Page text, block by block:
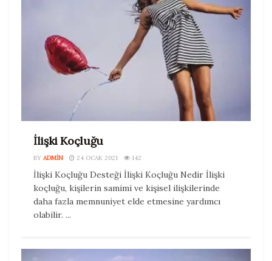
İlişki Koçluğu
BY ADMIN 24 OCAK 2021 142
İlişki Koçluğu Desteği İlişki Koçluğu Nedir İlişki
koçluğu, kişilerin samimi ve kişisel ilişkilerinde
daha fazla memnuniyet elde etmesine yardımcı
olabilir. ...